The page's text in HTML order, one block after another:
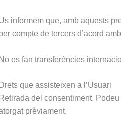
Us informem que, amb aquests
per compte de tercers d’acord
No es fan transferències
Drets que assisteixen a l’Usuari
Retirada del consentiment.
prèviament.